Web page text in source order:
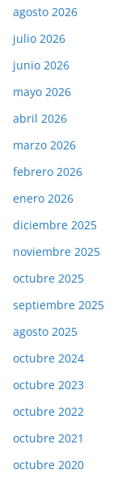
agosto 2026
julio 2026
junio 2026
mayo 2026
abril 2026
marzo 2026
febrero 2026
enero 2026
diciembre 2025
noviembre 2025
octubre 2025
septiembre 2025
agosto 2025
octubre 2024
octubre 2023
octubre 2022
octubre 2021
octubre 2020